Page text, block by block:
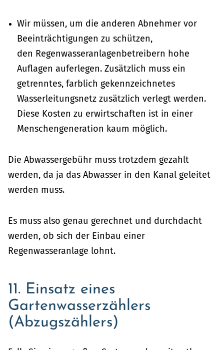
Wir müssen, um die anderen Abnehmer vor
Beeinträchtigungen zu schützen,
den Regenwasseranlagenbetreibern hohe
Auflagen auferlegen. Zusätzlich muss ein
getrenntes, farblich gekennzeichnetes
Wasserleitungsnetz zusätzlich verlegt werden.
Diese Kosten zu erwirtschaften ist in einer
Menschengeneration kaum möglich.
Die Abwassergebühr muss trotzdem gezahlt
werden, da ja das Abwasser in den Kanal geleitet
werden muss.
Es muss also genau gerechnet und durchdacht
werden, ob sich der Einbau einer
Regenwasseranlage lohnt.
11. Einsatz eines
Gartenwasserzählers
(Abzugszählers)